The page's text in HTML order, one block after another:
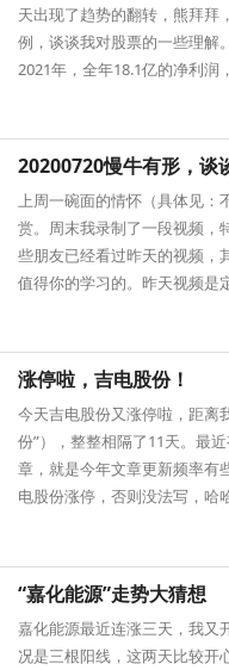
天出现了趋势的翻转，熊拜拜
例，谈谈我对股票的一些理解
2021年，全年18.1亿的净利润
20200720慢牛有形，谈
上周一碗面的情怀（具体见：
赏。周末我录制了一段视频，
些朋友已经看过昨天的视频，
值得你的学习的。昨天视频是
涨停啦，吉电股份！
今天吉电股份又涨停啦，距离
份”），整整相隔了11天。最
章，就是今年文章更新频率有
电股份涨停，否则没法写，哈
“嘉化能源”走势大猜想
嘉化能源最近连涨三天，我又
况是三根阳线，这两天比较开